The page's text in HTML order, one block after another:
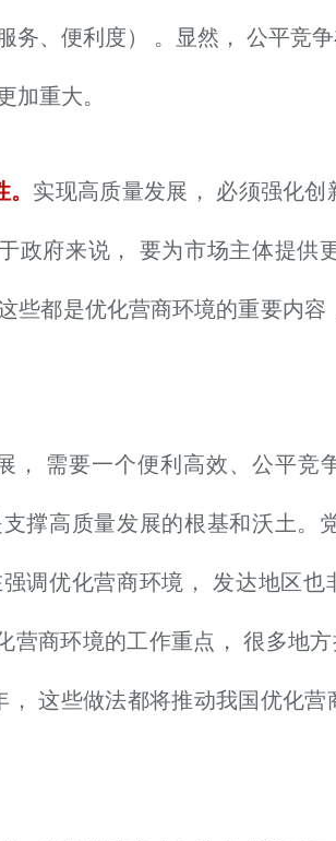
务、便利度） 。显然， 公平竞
加重大。
实现高质量发展， 必须强化
政府来说， 要为市场主体提供
些都是优化营商环境的重要内
， 需要一个便利高效、公平竞
撑高质量发展的根基和沃土。
调优化营商环境， 发达地区
营商环境的工作重点， 很多地
， 这些做法都将推动我国优化